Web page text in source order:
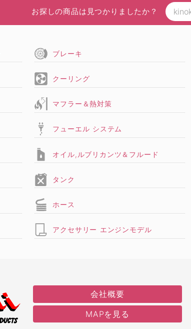
お探しの商品は見つかりましたか？
ブレーキ
クーリング
マフラー＆熱対策
フューエル システム
オイル,ルブリカンツ＆フルード
タンク
ホース
アクセサリー エンジンモデル
会社概要
MAPを見る